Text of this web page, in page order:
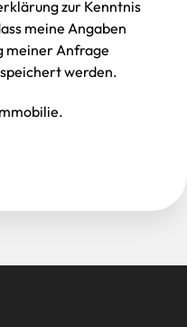
zur Kenntnis
meine Angaben
meiner Anfrage
werden.